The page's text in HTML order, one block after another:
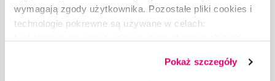
wymagają zgody użytkownika. Pozostałe pliki cookies i
technologie pokrewne są używane w celach:
dobrowolną zgodę na pliki cookies i technologie
Pokaż szczegóły
O „PIŚMIE”